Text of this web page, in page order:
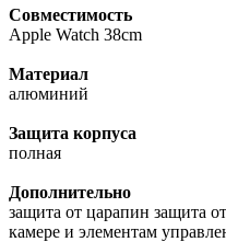
Совместимость
Apple Watch 38cm
Материал
алюминий
Защита корпуса
полная
Дополнительно
защита от царапин защита
камере и элементам